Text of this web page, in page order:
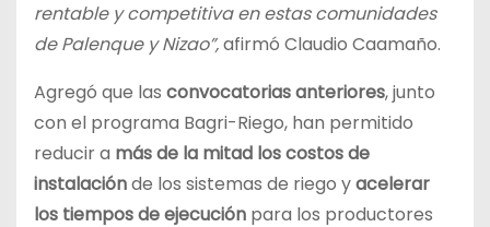
rentable y competitiva en estas comunidades
de Palenque y Nizao”,afirmó Claudio Caamaño.
Agregó que las convocatorias anteriores, junto
con el programa Bagri-Riego, han permitido
reducir a más de la mitad los costos de
instalaciónde los sistemas de riego yacelerar
los tiempos de ejecución para los productores